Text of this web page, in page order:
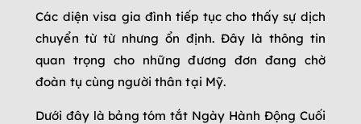
Các diện visa gia đình tiếp tục cho thấy sự dịch
chuyển từ từ nhưng ổn định. Đây là thông tin
quan trọng cho những đương đơn đang chờ
đoàn tụ cùng người thân tại Mỹ.
Dưới đây là bảng tóm tắt Ngày Hành Động Cuối